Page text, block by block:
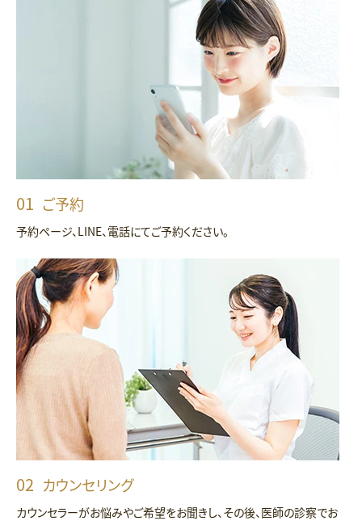
ご予約
予約ページ、LINE、電話にてご予約ください。
カウンセリング
カウンセラーがお悩みやご希望をお聞きし、その後、医師の診察でお